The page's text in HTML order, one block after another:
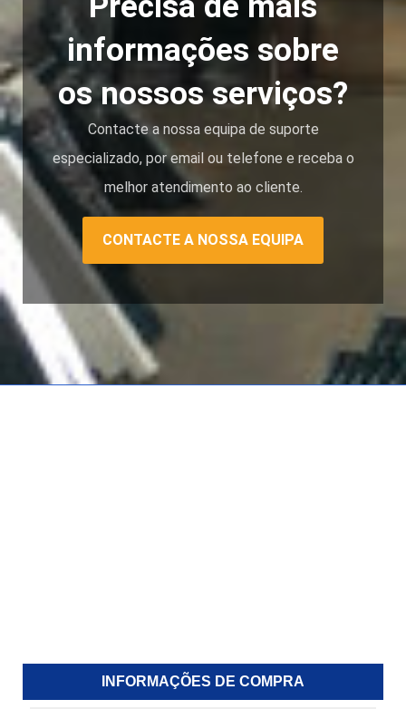
informações sobre
os nossos serviços?
Contacte a nossa equipa de suporte
especializado, por email ou telefone e receba o
melhor atendimento ao cliente.
CONTACTE A NOSSA EQUIPA
INFORMAÇÕES DE COMPRA